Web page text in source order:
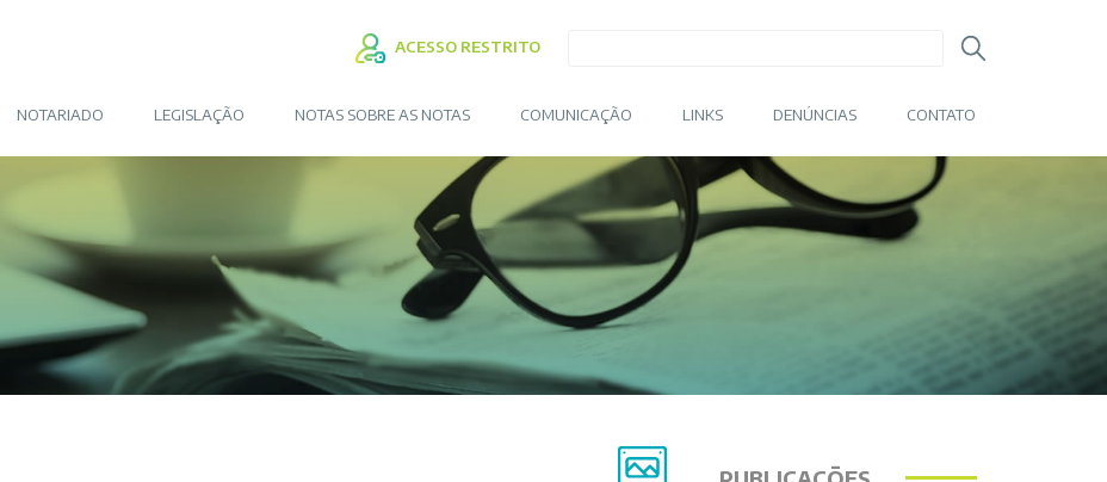
ACESSO RESTRITO
NOTARIADO LEGISLAÇÃO NOTAS SOBRE AS NOTAS COMUNICAÇÃO LINKS DENÚNCIAS CONTATO